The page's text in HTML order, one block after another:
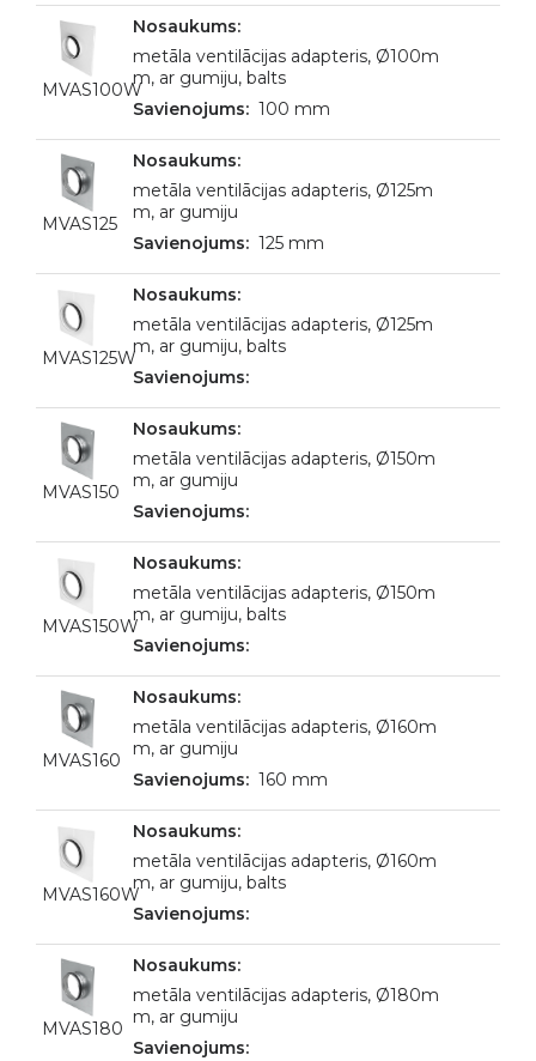
MVAS100W
metāla ventilācijas adapteris, Ø100m
m, ar gumiju, balts
100 mm
MVAS125
metāla ventilācijas adapteris, Ø125m
m, ar gumiju
125 mm
MVAS125W
metāla ventilācijas adapteris, Ø125m
m, ar gumiju, balts
MVAS150
metāla ventilācijas adapteris, Ø150m
m, ar gumiju
MVAS150W
metāla ventilācijas adapteris, Ø150m
m, ar gumiju, balts
MVAS160
metāla ventilācijas adapteris, Ø160m
m, ar gumiju
160 mm
MVAS160W
metāla ventilācijas adapteris, Ø160m
m, ar gumiju, balts
MVAS180
metāla ventilācijas adapteris, Ø180m
m, ar gumiju